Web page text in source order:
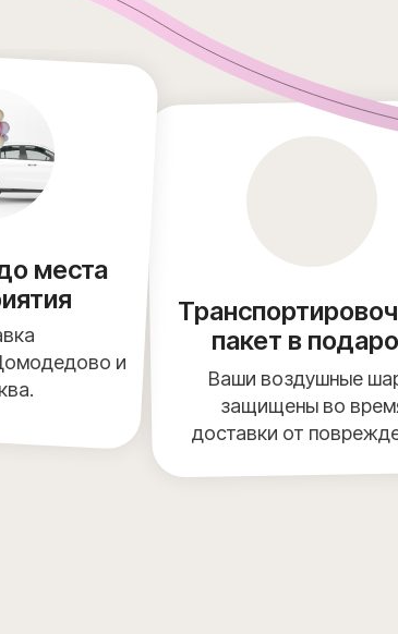
Ваши воздушные
защищены во
доставки от
пакет в
и
места